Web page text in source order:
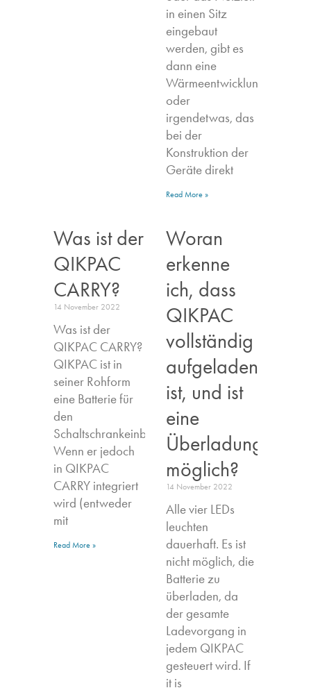
in einen Sitz
eingebaut
werden, gibt es
dann eine
Wärmeentwicklung,
oder
irgendetwas, das
bei der
Konstruktion der
Geräte direkt
Read More »
Was ist der
QIKPAC
CARRY?
14 November 2022
Was ist der
QIKPAC CARRY?
QIKPAC ist in
seiner Rohform
eine Batterie für
den
Schaltschrankeinbau.
Wenn er jedoch
in QIKPAC
CARRY integriert
wird (entweder
mit
Read More »
Woran
erkenne
ich, dass
QIKPAC
vollständig
aufgeladen
ist, und ist
eine
Überladung
möglich?
14 November 2022
Alle vier LEDs
leuchten
dauerhaft. Es ist
nicht möglich, die
Batterie zu
überladen, da
der gesamte
Ladevorgang in
jedem QIKPAC
gesteuert wird. If
it is